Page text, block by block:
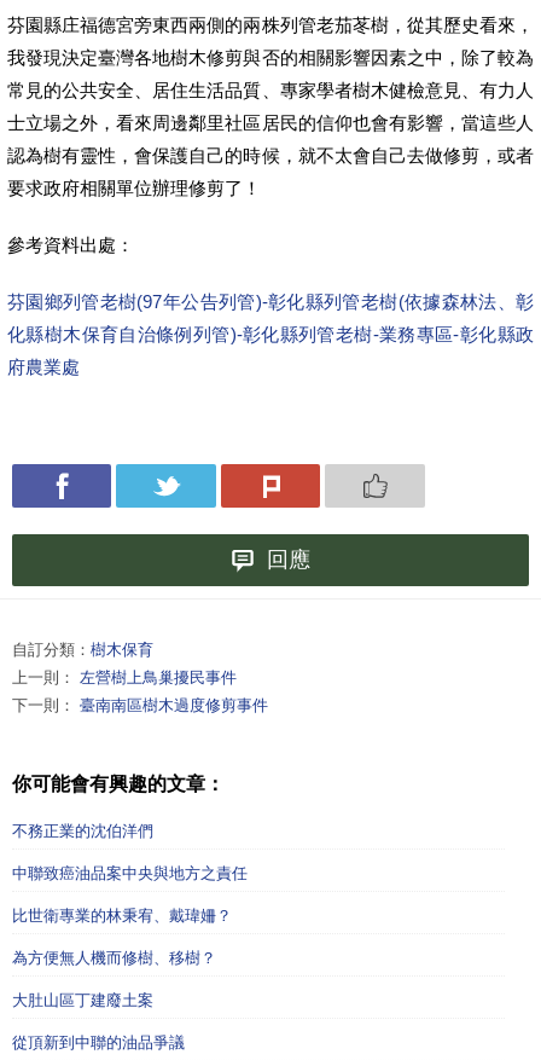
芬園縣庄福德宮旁東西兩側的兩株列管老茄苳樹，從其歷史看來，
我發現決定臺灣各地樹木修剪與否的相關影響因素之中，除了較為
常見的公共安全、居住生活品質、專家學者樹木健檢意見、有力人
士立場之外，看來周邊鄰里社區居民的信仰也會有影響，當這些人
認為樹有靈性，會保護自己的時候，就不太會自己去做修剪，或者
要求政府相關單位辦理修剪了！
參考資料出處：
芬園鄉列管老樹(97年公告列管)-彰化縣列管老樹(依據森林法、彰
化縣樹木保育自治條例列管)-彰化縣列管老樹-業務專區-彰化縣政
府農業處
回應
自訂分類： 樹木保育
上一則： 左營樹上鳥巢擾民事件
下一則： 臺南南區樹木過度修剪事件
你可能會有興趣的文章：
不務正業的沈伯洋們
中聯致癌油品案中央與地方之責任
比世衛專業的林秉宥、戴瑋姍？
為方便無人機而修樹、移樹？
大肚山區丁建廢土案
從頂新到中聯的油品爭議